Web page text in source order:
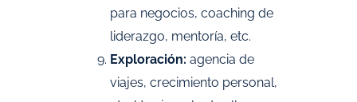
para negocios, coaching de
liderazgo, mentoría, etc.
Exploración: agencia de
viajes, crecimiento personal,